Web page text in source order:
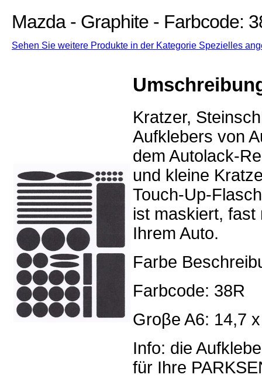
Mazda - Graphite - Farbcode:
Sehen Sie weitere Produkte in der Kategorie Spezielles
Kratzer,
Aufklebers von
dem Autolack-
und kleine
Touch-Up-
ist maskiert,
Ihrem Auto.
Farbe
Farbcode: 38R
Groβe A6: 14,7
Info: die
für Ihre